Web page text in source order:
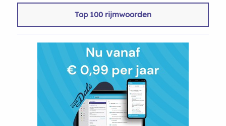
Top 100 rijmwoorden